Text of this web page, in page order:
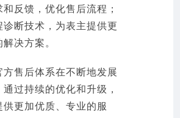
和反馈，优化售后流程；
诊断技术，为表主提供更
决方案。
方售后体系在不断地发展
过持续的优化和升级，
供更加优质、专业的服